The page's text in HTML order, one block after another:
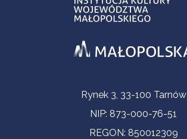
Informacje kontaktoweRynek 3, 33-100 Tarnów
NIP: 873-000-76-51
REGON: 850012309